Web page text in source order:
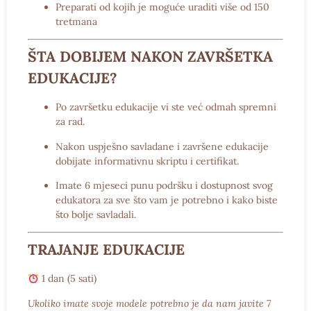
Preparati od kojih je moguće uraditi više od 150
tretmana
ŠTA DOBIJEM NAKON ZAVRŠETKA
EDUKACIJE?
Po završetku edukacije vi ste već odmah spremni
za rad.
Nakon uspješno savladane i završene edukacije
dobijate informativnu skriptu i certifikat.
Imate 6 mjeseci punu podršku i dostupnost svog
edukatora za sve što vam je potrebno i kako biste
što bolje savladali.
TRAJANJE EDUKACIJE
1 dan (5 sati)
Ukoliko imate svoje modele potrebno je da nam javite 7